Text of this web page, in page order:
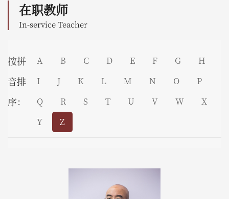
在职教师
In-service Teacher
按拼
音排
序：
A B C D E F G
H
I
J K L M N O
P
Q
R S T U V W
X
Y
Z